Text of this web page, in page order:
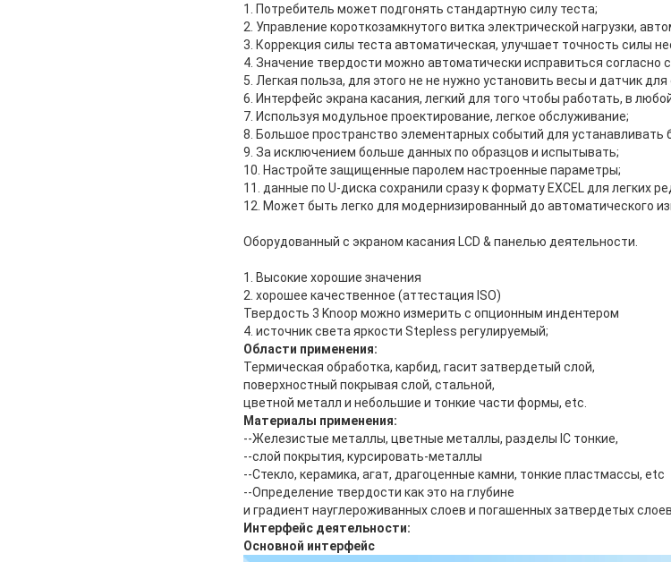
1. Потребитель может подгонять стандартную силу теста;
2. Управление короткозамкнутого витка электрической нагрузки,
3. Коррекция силы теста автоматическая, улучшает точность силы
4. Значение твердости можно автоматически исправиться согласно
5. Легкая польза, для этого не не нужно установить весы и датчик для
6. Интерфейс экрана касания, легкий для того чтобы работать, в
7. Используя модульное проектирование, легкое обслуживание;
8. Большое пространство элементарных событий для устанавливать
9. За исключением больше данных по образцов и испытывать;
10. Настройте защищенные паролем настроенные параметры;
11. данные по U-диска сохранили сразу к формату EXCEL для легких
12. Может быть легко для модернизированный до автоматического
Оборудованный с экраном касания LCD & панелью деятельности.
1. Высокие хорошие значения
2. хорошее качественное (аттестация ISO)
Твердость 3 Knoop можно измерить с опционным индентером
4. источник света яркости Stepless регулируемый;
Области применения:
Термическая обработка, карбид, гасит затвердетый слой,
поверхностный покрывая слой, стальной,
цветной металл и небольшие и тонкие части формы, etc.
Материалы применения:
--Железистые металлы, цветные металлы, разделы IC тонкие,
--слой покрытия, курсировать-металлы
--Стекло, керамика, агат, драгоценные камни, тонкие пластмассы, etc
--Определение твердости как это на глубине
и градиент науглероживанных слоев и погашенных затвердетых слоев.
Интерфейс деятельности:
Основной интерфейс